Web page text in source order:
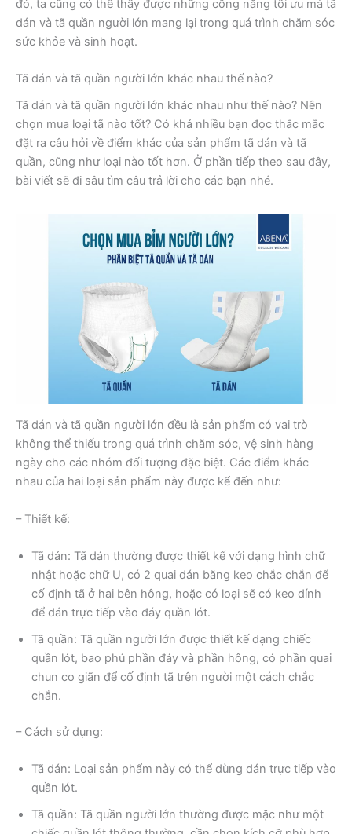
đó, ta cũng có thể thấy được những công năng tối ưu mà tã
dán và tã quần người lớn mang lại trong quá trình chăm sóc
sức khỏe và sinh hoạt.
Tã dán và tã quần người lớn khác nhau thế nào?
Tã dán và tã quần người lớn khác nhau như thế nào? Nên
chọn mua loại tã nào tốt? Có khá nhiều bạn đọc thắc mắc
đặt ra câu hỏi về điểm khác của sản phẩm tã dán và tã
quần, cũng như loại nào tốt hơn. Ở phần tiếp theo sau đây,
bài viết sẽ đi sâu tìm câu trả lời cho các bạn nhé.
Tã dán và tã quần người lớn đều là sản phẩm có vai trò
không thể thiếu trong quá trình chăm sóc, vệ sinh hàng
ngày cho các nhóm đối tượng đặc biệt. Các điểm khác
nhau của hai loại sản phẩm này được kể đến như:
– Thiết kế:
Tã dán: Tã dán thường được thiết kế với dạng hình chữ
nhật hoặc chữ U, có 2 quai dán băng keo chắc chắn để
cố định tã ở hai bên hông, hoặc có loại sẽ có keo dính
để dán trực tiếp vào đáy quần lót.
Tã quần: Tã quần người lớn được thiết kế dạng chiếc
quần lót, bao phủ phần đáy và phần hông, có phần quai
chun co giãn để cố định tã trên người một cách chắc
chắn.
– Cách sử dụng:
Tã dán: Loại sản phẩm này có thể dùng dán trực tiếp vào
quần lót.
Tã quần: Tã quần người lớn thường được mặc như một